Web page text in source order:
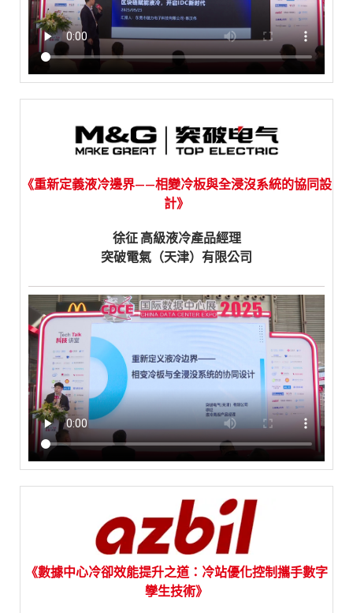
《重新定義液冷邊界——相變冷板與全浸沒系統的協同設
計》
徐征 高級液冷產品經理
突破電氣（天津）有限公司
《數據中心冷卻效能提升之道：冷站優化控制攜手數字
孿生技術》